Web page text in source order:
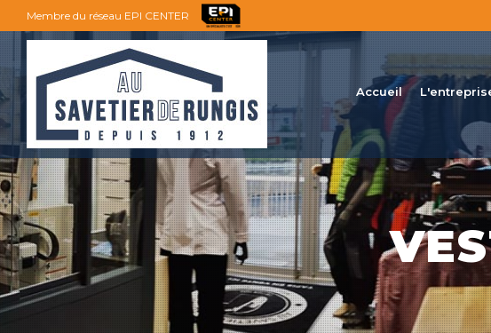
Membre du réseau EPI CENTER
Accueil